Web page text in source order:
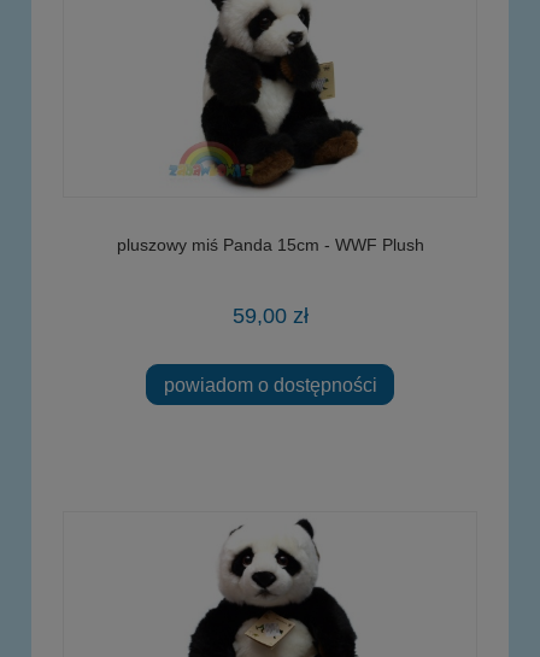
pluszowy miś Panda 15cm - WWF Plush
59,00 zł
powiadom o dostępności